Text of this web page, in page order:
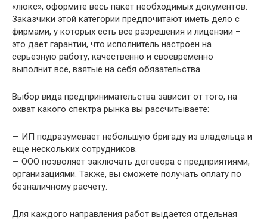
«люкс», оформите весь пакет необходимых документов.
Заказчики этой категории предпочитают иметь дело с
фирмами, у которых есть все разрешения и лицензии –
это дает гарантии, что исполнитель настроен на
серьезную работу, качественно и своевременно
выполнит все, взятые на себя обязательства.
Выбор вида предпринимательства зависит от того, на
охват какого спектра рынка вы рассчитываете:
— ИП подразумевает небольшую бригаду из владельца и
еще нескольких сотрудников.
— ООО позволяет заключать договора с предприятиями,
организациями. Также, вы сможете получать оплату по
безналичному расчету.
Для каждого направления работ выдается отдельная